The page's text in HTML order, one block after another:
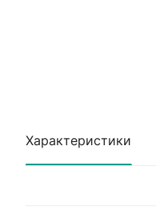
Характеристики